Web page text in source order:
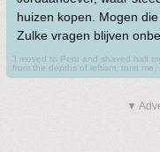
huizen kopen. Mogen
Zulke vragen blijven
'I moved to Peru and shaved half
from the depths of leftism, trust me,
▼